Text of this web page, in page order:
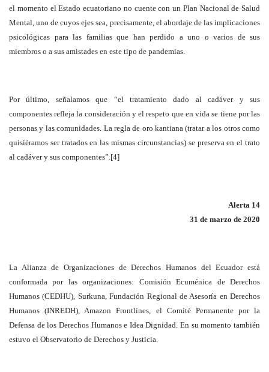
el momento el Estado ecuatoriano no cuente con un Plan Nacional de Salud
Mental, uno de cuyos ejes sea, precisamente, el abordaje de las implicaciones
psicológicas para las familias que han perdido a uno o varios de sus
miembros o a sus amistades en este tipo de pandemias.
Por último, señalamos que “el tratamiento dado al cadáver y sus
componentes refleja la consideración y el respeto que en vida se tiene por las
personas y las comunidades. La regla de oro kantiana (tratar a los otros como
quisiéramos ser tratados en las mismas circunstancias) se preserva en el trato
al cadáver y sus componentes”.[4]
Alerta 14
31 de marzo de 2020
La Alianza de Organizaciones de Derechos Humanos del Ecuador está
conformada por las organizaciones: Comisión Ecuménica de Derechos
Humanos (CEDHU), Surkuna, Fundación Regional de Asesoría en Derechos
Humanos (INREDH), Amazon Frontlines, el Comité Permanente por la
Defensa de los Derechos Humanos e Idea Dignidad. En su momento también
estuvo el Observatorio de Derechos y Justicia.